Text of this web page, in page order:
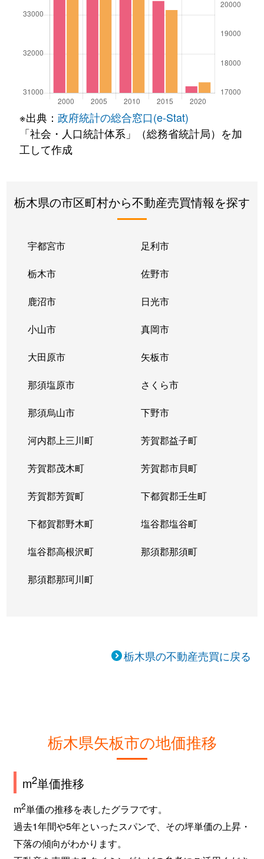
※出典： 政府統計の総合窓口(e-Stat)
「社会・人口統計体系」（総務省統計局）を加
工して作成
栃木県の市区町村から不動産売買情報を探す
宇都宮市 足利市
栃木市 佐野市
鹿沼市 日光市
小山市 真岡市
大田原市 矢板市
那須塩原市 さくら市
那須烏山市 下野市
河内郡上三川町 芳賀郡益子町
芳賀郡茂木町 芳賀郡市貝町
芳賀郡芳賀町 下都賀郡壬生町
下都賀郡野木町 塩谷郡塩谷町
塩谷郡高根沢町 那須郡那須町
那須郡那珂川町
栃木県の不動産売買に戻る
栃木県矢板市の地価推移
m2単価推移
m2単価の推移を表したグラフです。
過去1年間や5年といったスパンで、その坪単価の上昇・
下落の傾向がわかります。